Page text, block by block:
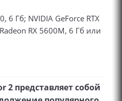
6 Гб; NVIDIA GeForce RTX
RX 5600M, 6 Гб или
2 представляет собой